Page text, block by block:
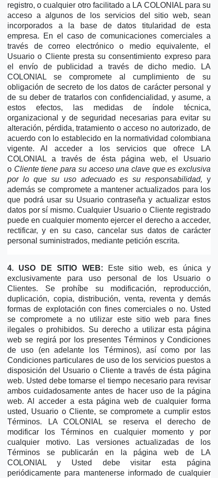
registro, o cualquier otro facilitado a LA COLONIAL para su
acceso a algunos de los servicios del sitio web, sean
incorporados a la base de datos titularidad de esta
empresa. En el caso de comunicaciones comerciales a
través de correo electrónico o medio equivalente, el
Usuario o Cliente presta su consentimiento expreso para
el envío de publicidad a través de dicho medio. LA
COLONIAL se compromete al cumplimiento de su
obligación de secreto de los datos de carácter personal y
de su deber de tratarlos con confidencialidad, y asume, a
estos efectos, las medidas de índole técnica,
organizacional y de seguridad necesarias para evitar su
alteración, pérdida, tratamiento o acceso no autorizado, de
acuerdo con lo establecido en la normatividad colombiana
vigente. Al acceder a los servicios que ofrece LA
COLONIAL a través de ésta página web, el Usuario
o Cliente tiene para su acceso una clave que es exclusiva
por lo que su uso adecuado es su responsabilidad, y
además se compromete a mantener actualizados para los
que podrá usar su Usuario contraseña y actualizar estos
datos por sí mismo. Cualquier Usuario o Cliente registrado
puede en cualquier momento ejercer el derecho a acceder,
rectificar, y en su caso, cancelar sus datos de carácter
personal suministrados, mediante petición escrita.
4. USO DE SITIO WEB: Este sitio web, es única y
exclusivamente para uso personal de los Usuario o
Clientes. Se prohíbe su modificación, reproducción,
duplicación, copia, distribución, venta, reventa y demás
formas de explotación con fines comerciales o no. Usted
se compromete a no utilizar este sitio web para fines
ilegales o prohibidos. Su derecho a utilizar esta página
web se regirá por los presentes Términos y Condiciones
de uso (en adelante los Términos), así como por las
Condiciones particulares de uso de los servicios puestos a
disposición del Usuario o Cliente a través de ésta página
web. Usted debe tomarse el tiempo necesario para revisar
ambos cuidadosamente antes de hacer uso de la página
web. Al acceder a esta página web de cualquier forma
usted, Usuario o Cliente, se compromete a cumplir estos
Términos. LA COLONIAL se reserva el derecho de
modificar los Términos en cualquier momento y por
cualquier motivo. Las versiones actualizadas de los
Términos se publicarán en la página web de LA
COLONIAL y Usted debe visitar esta página
periódicamente para mantenerse informado de cualquier